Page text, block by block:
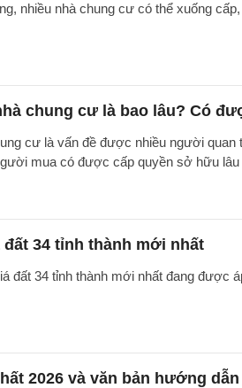
nhiều nhà chung cư có thể xuống
chung cư là bao lâu? Có
cư là vấn đề được nhiều người quan
mua có được cấp quyền sở hữu
đất 34 tỉnh thành mới nhất
đất 34 tỉnh thành mới nhất đang được
2026 và văn bản hướng